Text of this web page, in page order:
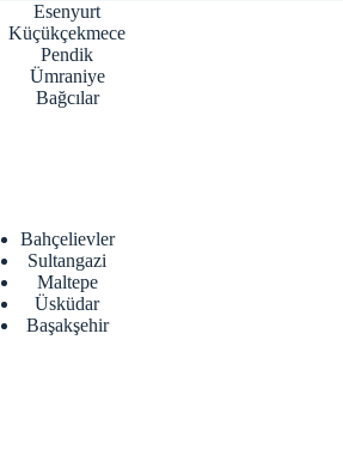
Esenyurt
Küçükçekmece
Pendik
Ümraniye
Bağcılar
Bahçelievler
Sultangazi
Maltepe
Üsküdar
Başakşehir